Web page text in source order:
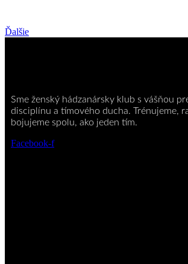
Ďalšie
Sme ženský hádzanársky klub s vášňou
disciplínu a tímového ducha. Trénujeme,
bojujeme spolu, ako jeden tím.
Facebook-f